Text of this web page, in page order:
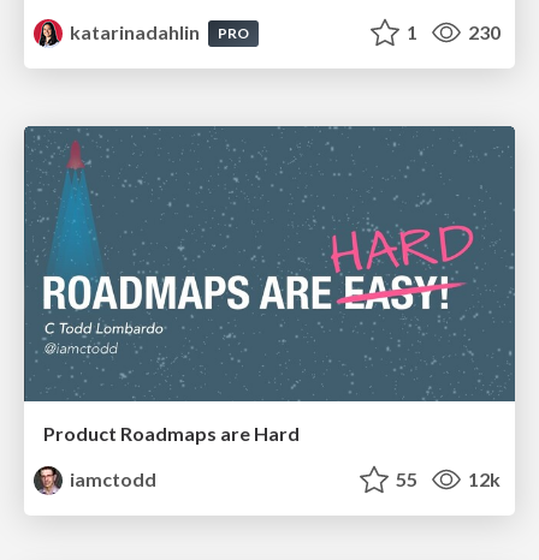
katarinadahlin
PRO 1 230
Product Roadmaps are Hard
iamctodd
55 12k